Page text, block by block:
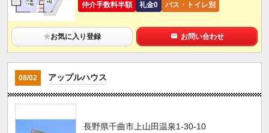
仲介手数料半額
礼金0 バス・トイレ別
★お気に入り登録 お問い合わせ
08/02 アップルハウス
長野県千曲市上山田温泉1-30-10